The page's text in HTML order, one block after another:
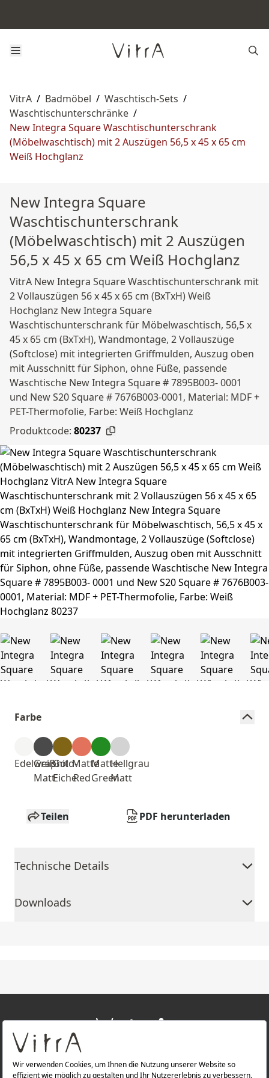
VitrA / Badmöbel / Waschtisch-Sets /
Waschtischunterschränke /
New Integra Square Waschtischunterschrank
(Möbelwaschtisch) mit 2 Auszügen 56,5 x 45 x 65 cm
Weiß Hochglanz
New Integra Square
Waschtischunterschrank
(Möbelwaschtisch) mit 2 Auszügen
56,5 x 45 x 65 cm Weiß Hochglanz
VitrA New Integra Square Waschtischunterschrank mit
2 Vollauszügen 56 x 45 x 65 cm (BxTxH) Weiß
Hochglanz New Integra Square
Waschtischunterschrank für Möbelwaschtisch, 56,5 x
45 x 65 cm (BxTxH), Wandmontage, 2 Vollauszüge
(Softclose) mit integrierten Griffmulden, Auszug oben
mit Ausschnitt für Siphon, ohne Füße, passende
Waschtische New Integra Square # 7895B003- 0001
und New S20 Square # 7676B003-0001, Material: MDF +
PET-Thermofolie, Farbe: Weiß Hochglanz
Produktcode: 80237
Farbe
Edelweiß
Graphit
Matt
Gold-
Eiche
Matte
Red
Matte
Green
Hellgrau
Matt
Teilen PDF herunterladen
Technische Details
Downloads